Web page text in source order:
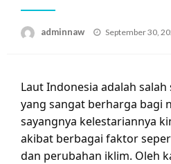
adminnaw
Posted
September 30,
Laut Indonesia adalah
yang sangat berharga bagi
sayangnya kelestariannya
akibat berbagai faktor
dan perubahan iklim. Oleh